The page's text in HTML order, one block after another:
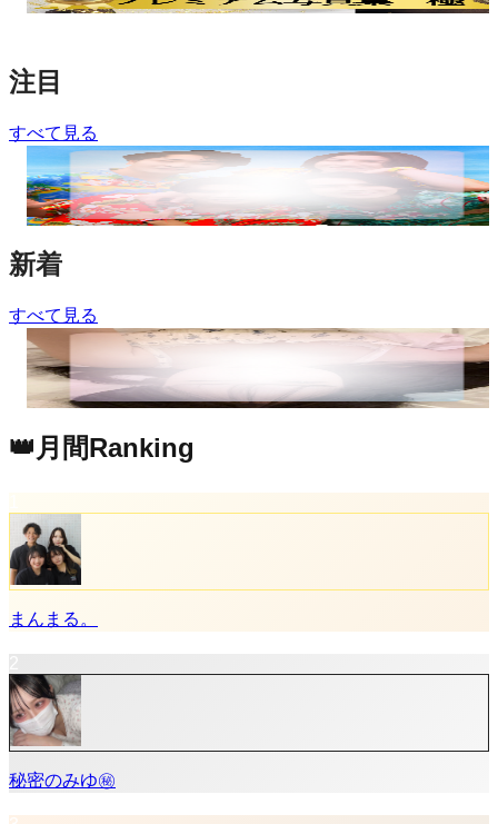
注目
すべて見る
ニシコリいんふぉめーしょん
新着
すべて見る
ひとみやで
👑月間Ranking
まんまる。
秘密のみゆ㊙️